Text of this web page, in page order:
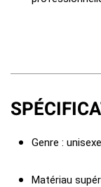
Genre : unisexe
Matériau